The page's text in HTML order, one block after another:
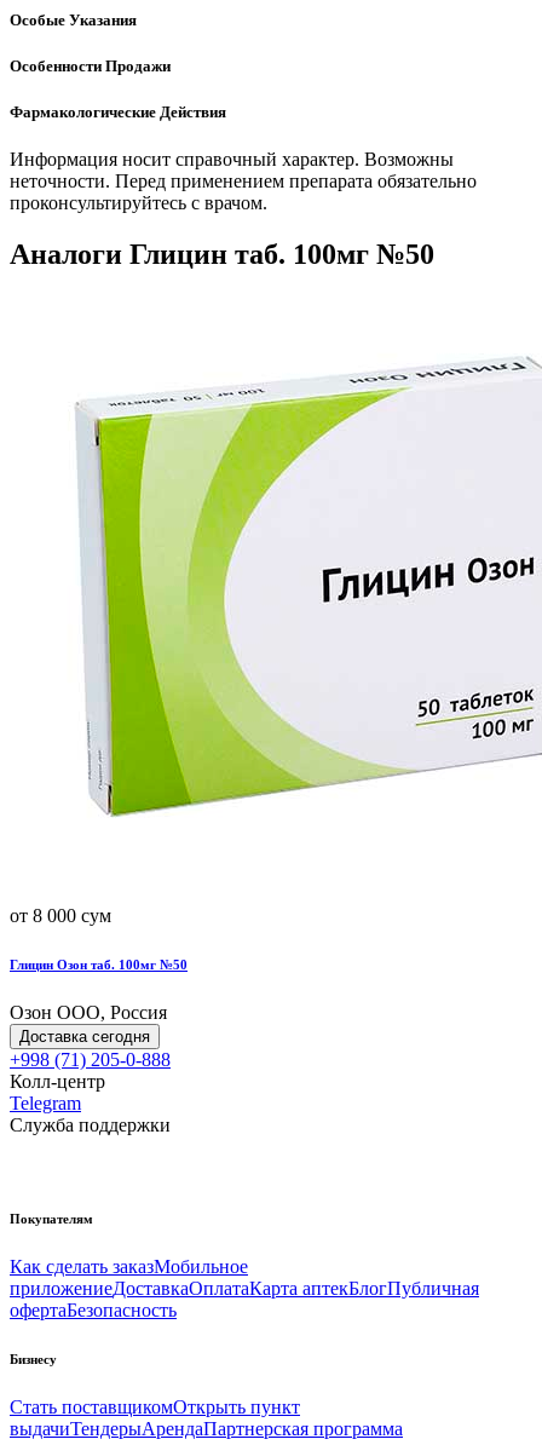
Особые Указания
Особенности Продажи
Фармакологические Действия
Информация носит справочный характер. Возможны
неточности. Перед применением препарата обязательно
проконсультируйтесь с врачом.
Аналоги Глицин таб. 100мг №50
от 8 000 сум
Глицин Озон таб. 100мг №50
Озон ООО, Россия
Доставка сегодня
+998 (71) 205-0-888
Колл-центр
Telegram
Служба поддержки
Покупателям
Как сделать заказМобильное
приложениеДоставкаОплатаКарта аптекБлогПубличная
офертаБезопасность
Бизнесу
Стать поставщикомОткрыть пункт
выдачиТендерыАрендаПартнерская программа